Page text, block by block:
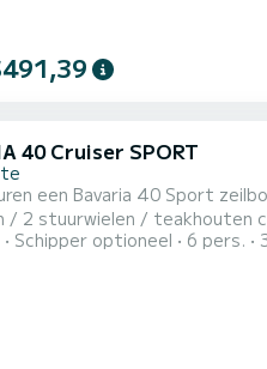
40 Cruiser SPORT
een Bavaria 40 Sport zeilboot in de haven
/ 2 stuurwielen / teakhouten
/ VHF DSC / AIS
Schipper optioneel 6 pers.